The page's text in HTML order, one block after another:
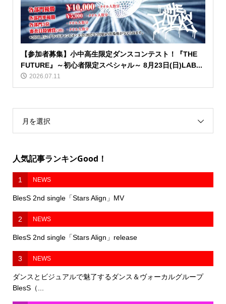
【参加者募集】小中高生限定ダンスコンテスト！『THE
FUTURE』～初心者限定スペシャル～ 8月23日(日)LAB...
2026.07.11
月を選択
人気記事ランキンGood！
1 NEWS
BlesS 2nd single「Stars Align」MV
2 NEWS
BlesS 2nd single「Stars Align」release
3 NEWS
ダンスとビジュアルで魅了するダンス＆ヴォーカルグループ
BlesS（...